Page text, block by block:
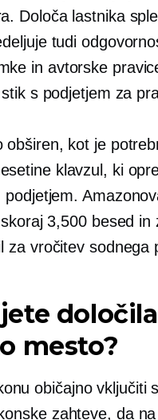
Določa lastnika
tudi
in avtorske
s podjetjem za
obširen, kot je
klavzul, ki
3,500 besed
za vročitev sodnega
mesto?
običajno vključiti
zahteve, da